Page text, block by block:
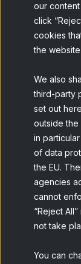
our
click
cookies
the
We also
third-party
set out
outside the
in
of data
the EU.
agencies
cannot
“Reject
not take
You can
Home